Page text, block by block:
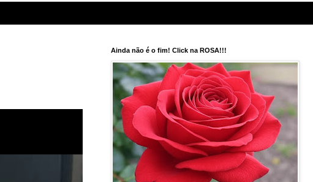
Ainda não é o fim! Click na ROSA!!!